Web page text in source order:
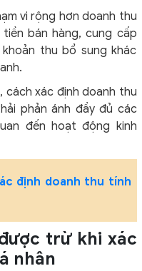
vi rộng hơn doanh thu
bán hàng, cung cấp
thu bổ sung khác
cách xác định doanh thu
phản ánh đầy đủ các
đến hoạt động kinh
định doanh thu tính
trừ khi xác
nhân